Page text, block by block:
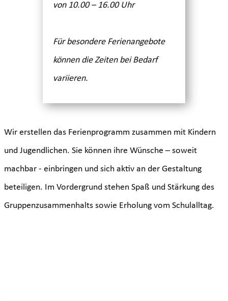
von 10.00 – 16.00 Uhr
Für besondere Ferienangebote
können die Zeiten bei Bedarf
variieren.
Wir erstellen das Ferienprogramm zusammen mit Kindern
und Jugendlichen. Sie können ihre Wünsche – soweit
machbar - einbringen und sich aktiv an der Gestaltung
beteiligen. Im Vordergrund stehen Spaß und Stärkung des
Gruppenzusammenhalts sowie Erholung vom Schulalltag.